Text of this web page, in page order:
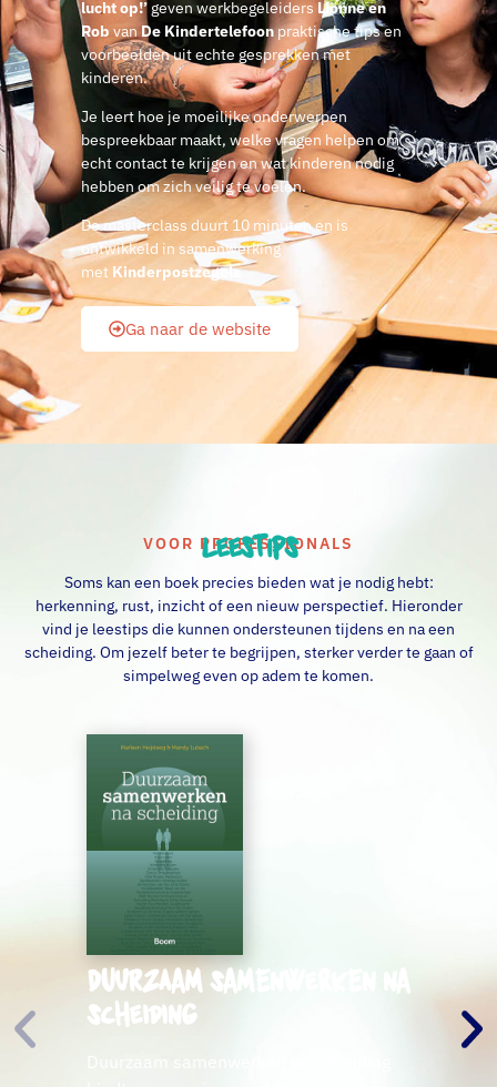
lucht op!’geven werkbegeleiders Lionne en
Rob vanDe Kindertelefoonpraktische tips en
voorbeelden uit echte gesprekken met
kinderen.
Je leert hoe je moeilijke onderwerpen
bespreekbaar maakt, welke vragen helpen om
echt contact te krijgen en wat kinderen nodig
hebben om zich veilig te voelen.
De masterclass duurt 10 minuten en is
ontwikkeld in samenwerking
met Kinderpostzegels
Ga naar de website
VOOR PROFESSIONALS
Leestips
Soms kan een boek precies bieden wat je nodig hebt:
herkenning, rust, inzicht of een nieuw perspectief. Hieronder
vind je leestips die kunnen ondersteunen tijdens en na een
scheiding. Om jezelf beter te begrijpen, sterker verder te gaan of
simpelweg even op adem te komen.
Duurzaam samenwerken na
scheiding